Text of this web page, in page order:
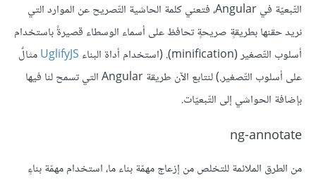
التّبعيّة في Angular، فتعني كلمة الحاشية التّصريح عن الموارد التي
نريد حقنها بطريقةٍ صريحةٍ تحافظ على أسماء الوسطاء قصيرةً باستخدام
أسلوب التّصغير (minification). (استخدام أداة البناء
UglifyJSمثالٌ
على أسلوب التّصغير.) لنتابع الآن طريقة Angular التي تسمح لنا فيها
بإضافة الحواشي إلى التّبعيّات.
ng-annotate
من الطرق الملائمة للتخلص من إزعاج مهمّة بناء ما، استخدام مهمّة بناءٍ